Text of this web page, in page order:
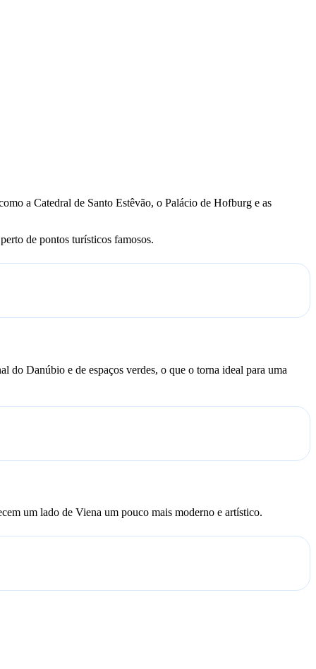
a Catedral de Santo Estêvão, o Palácio de Hofburg e as
de pontos turísticos famosos.
do Danúbio e de espaços verdes, o que o torna ideal para uma
um lado de Viena um pouco mais moderno e artístico.